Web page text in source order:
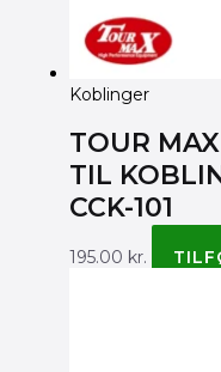
Koblinger
TOUR
TIL
CCK-101
195.00 kr.